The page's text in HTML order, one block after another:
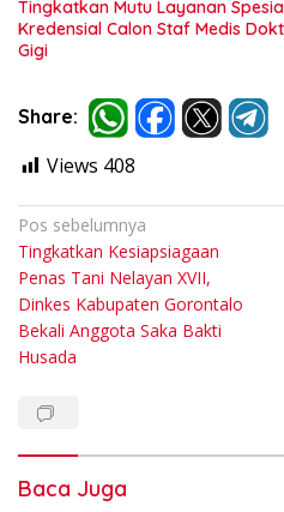
Tingkatkan Mutu Layanan
Kredensial Calon Staf Medis
Gigi
Share:
Views 408
Navigasi
pos
Pos sebelumnya
Tingkatkan Kesiapsiagaan
Penas Tani Nelayan XVII,
Dinkes Kabupaten Gorontalo
Bekali Anggota Saka Bakti
Husada
Baca Juga